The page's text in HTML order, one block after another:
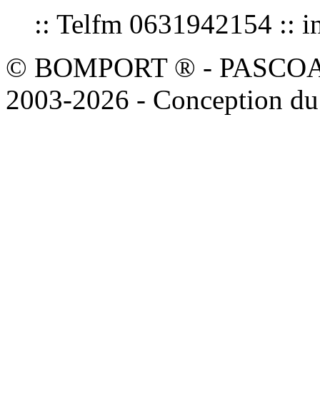
:: Telfm 0631942154 ::
© BOMPORT ® -
2003-2026 - Conception